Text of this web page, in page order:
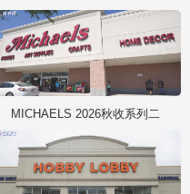
MICHAELS 2026秋收系列二